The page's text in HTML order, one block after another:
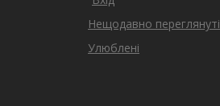
Нещодавно переглянуті
Улюблені